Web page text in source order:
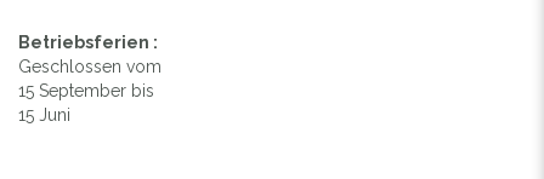
Betriebsferien :
Geschlossen vom
15 September bis
15 Juni